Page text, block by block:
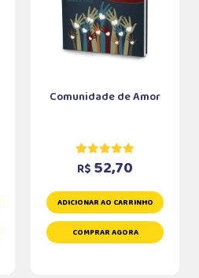
Comunidade de Amor
R$ 52,70
ADICIONAR AO CARRINHO
COMPRAR AGORA